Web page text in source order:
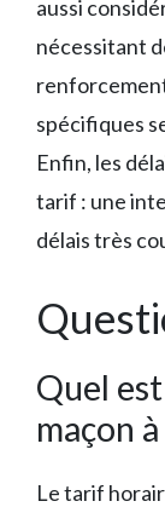
aussi
nécessitant
spécifiques
Enfin, les
tarif : une
délais très
Quel
maçon
Le tarif